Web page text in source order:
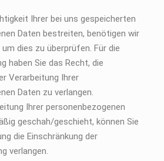
Ihrer bei uns gespeicherten
Daten bestreiten, benötigen wir
um dies zu überprüfen. Für die
haben Sie das Recht, die
Verarbeitung Ihrer
Daten zu verlangen.
Ihrer personenbezogenen
geschah/geschieht, können Sie
die Einschränkung der
verlangen.